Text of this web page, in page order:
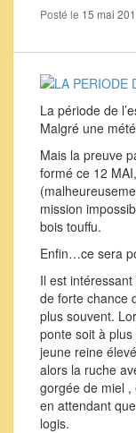
Posté le 15 mai
La période de
Malgré une
Mais la preuve
formé ce 12
mission
bois touffu.
Enfin…ce sera
Il est
de forte chance
plus souvent.
ponte soit à
jeune reine
alors la ruche
gorgée de miel
en attendant
logis.